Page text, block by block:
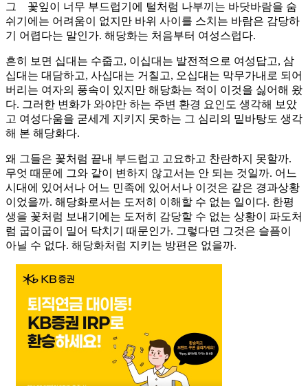
그 꽃잎이 너무 부드럽기에 털처럼 나부끼는 바닷바람을 숨
쉬기에는 어려움이 없지만 바위 사이를 스치는 바람은 감당하
기 어렵다는 말인가. 해당화는 처음부터 여성스럽다.
흔히 보면 십대는 수줍고, 이십대는 발전적으로 여성답고, 삼
십대는 대담하고, 사십대는 거칠고, 오십대는 막무가내로 되어
버리는 여자의 풍속이 있지만 해당화는 적이 이것을 싫어해 왔
다. 그러한 변화가 와야만 하는 주변 환경 요인도 생각해 보았
고 여성다움을 굳세게 지키지 못하는 그 심리의 밑바탕도 생각
해 본 해당화다.
왜 그들은 꽃처럼 끝내 부드럽고 고요하고 찬란하지 못할까.
무엇 때문에 그와 같이 변하지 않고서는 안 되는 것일까. 어느
시대에 있어서나 어느 민족에 있어서나 이것은 같은 경과상황
이었을까. 해당화로서는 도저히 이해할 수 없는 일이다. 한평
생을 꽃처럼 보내기에는 도저히 감당할 수 없는 상황이 파도처
럼 굽이굽이 밀어 닥치기 때문인가. 그렇다면 그것은 슬픔이
아닐 수 없다. 해당화처럼 지키는 방편은 없을까.